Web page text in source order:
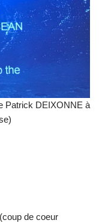
Patrick DEIXONNE à
(coup de coeur